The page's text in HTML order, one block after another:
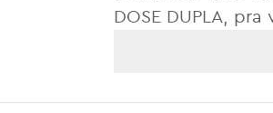
DOSE DUPLA,